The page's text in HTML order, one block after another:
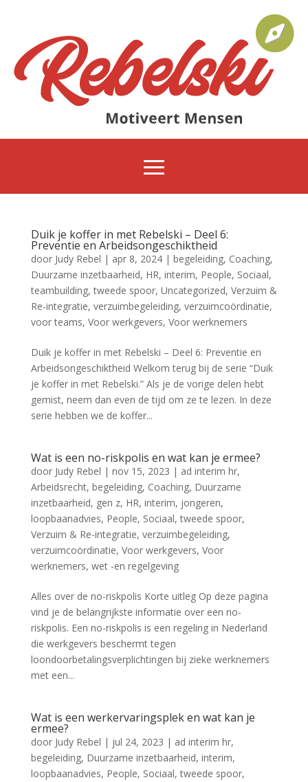
Duik je koffer in met Rebelski – Deel 6:
Preventie en Arbeidsongeschiktheid
door Judy Rebel | apr 8, 2024| begeleiding, Coaching,
Duurzame inzetbaarheid, HR, interim, People, Sociaal,
teambuilding,tweede spoor, Uncategorized, Verzuim &
Re-integratie, verzuimbegeleiding, verzuimcoördinatie,
voor teams, Voor werkgevers, Voor werknemers
Duik je koffer in met Rebelski – Deel 6: Preventie en
Arbeidsongeschiktheid Welkom terug bij de serie “Duik
je koffer in met Rebelski.” Als je de vorige delen hebt
gemist, neem dan even de tijd om ze te lezen. In deze
serie hebben we de koffer...
Wat is een no-riskpolis en wat kan je ermee?
door Judy Rebel | nov 15, 2023 | ad interim hr,
Arbeidsrecht, begeleiding, Coaching, Duurzame
inzetbaarheid, gen z, HR, interim, jongeren,
loopbaanadvies, People, Sociaal,tweede spoor,
Verzuim & Re-integratie, verzuimbegeleiding,
verzuimcoördinatie, Voor werkgevers, Voor
werknemers, wet -en regelgeving
Alles over de no-riskpolis Korte uitleg Op deze pagina
vind je de belangrijkste informatie over een no-
riskpolis. Een no-riskpolis is een regeling in Nederland
die werkgevers beschermt tegen
loondoorbetalingsverplichtingen bij zieke werknemers
met een...
Wat is een werkervaringsplek en wat kan je
ermee?
door Judy Rebel | jul 24, 2023 | ad interim hr,
begeleiding, Duurzame inzetbaarheid, interim,
loopbaanadvies, People, Sociaal,tweede spoor,